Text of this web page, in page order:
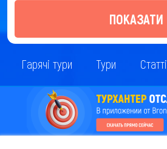
ПОКАЗАТИ
Гарячі тури Тури Статті